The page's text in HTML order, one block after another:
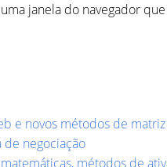
janela do navegador
e novos métodos de
negociação
métodos de